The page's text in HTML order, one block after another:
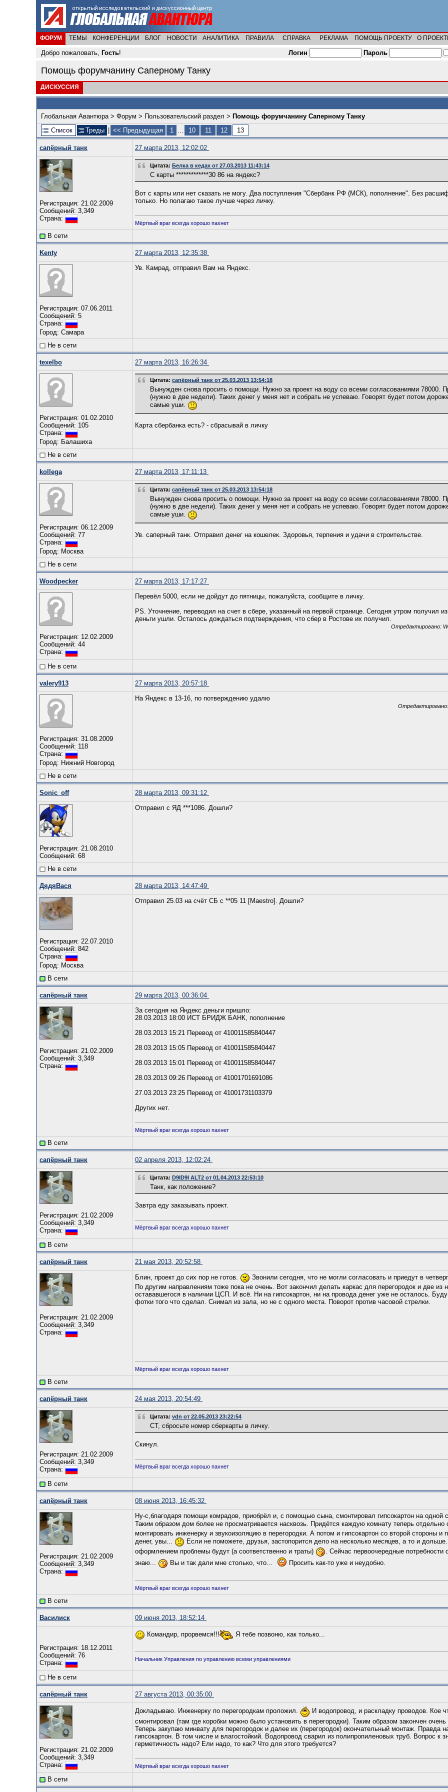
ФОРУМ ТЕМЫ КОНФЕРЕНЦИИ БЛОГ НОВОСТИ АНАЛИТИКА ПРАВИЛА СПРАВКА РЕКЛАМА ПОМОЩЬ ПРОЕКТУ О
Добро пожаловать, Гость! Логин Пароль
Помощь форумчанину Саперному Танку
ДИСКУССИЯ
Глобальная Авантюра> Форум > Пользовательский раздел > Помощь форумчанину Саперному Танку
Список
Треды << Предыдущая 1 ... 10 11 12 13
сапёрный танк 27 марта 2013, 12:02:02
Регистрация: 21.02.2009
Сообщений: 3,349
Страна:
Цитата: Белка в кедах от 27.03.2013 11:43:14
C карты *************30 86 на яндекс?
Вот с карты или нет сказать не могу. Два поступления "Сбербанк РФ (МСК), пополнение". Без
только. Но полагаю такое лучше через личку.
Мёртвый враг всегда хорошо пахнет
В сети
Kenty 27 марта 2013, 12:35:38
Регистрация: 07.06.2011
Сообщений: 5
Страна:
Город: Самара
Ув. Камрад, отправил Вам на Яндекс.
Не в сети
texelbo 27 марта 2013, 16:26:34
Регистрация: 01.02.2010
Сообщений: 105
Страна:
Город: Балашиха
Цитата: сапёрный танк от 25.03.2013 13:54:18
Вынужден снова просить о помощи. Нужно за проект на воду со всеми согласованиями 78000.
(нужно в две недели). Таких денег у меня нет и собрать не успеваю. Говорят будет потом
самые уши.
Карта сбербанка есть? - сбрасывай в личку
Не в сети
kollega 27 марта 2013, 17:11:13
Регистрация: 06.12.2009
Сообщений: 77
Страна:
Город: Москва
Цитата: сапёрный танк от 25.03.2013 13:54:18
Вынужден снова просить о помощи. Нужно за проект на воду со всеми согласованиями 78000.
(нужно в две недели). Таких денег у меня нет и собрать не успеваю. Говорят будет потом
самые уши.
Ув. саперный танк. Отправил денег на кошелек. Здоровья, терпения и удачи в строительстве.
Не в сети
Woodpecker 27 марта 2013, 17:17:27
Регистрация: 12.02.2009
Сообщений: 44
Страна:
Перевёл 5000, если не дойдут до пятницы, пожалуйста, сообщите в личку.
PS. Уточнение, переводил на счет в сбере, указанный на первой странице. Сегодня утром получил
деньги ушли. Осталось дождаться подтверждения, что сбер в Ростове их получил.
Отредактировано:
Не в сети
valery913 27 марта 2013, 20:57:18
Регистрация: 31.08.2009
Сообщений: 118
Страна:
Город: Нижний Новгород
На Яндекс в 13-16, по потверждению удалю
Не в сети
Sonic_off 28 марта 2013, 09:31:12
Регистрация: 21.08.2010
Сообщений: 68
Отправил с ЯД ***1086. Дошли?
Не в сети
ДядяВася 28 марта 2013, 14:47:49
Регистрация: 22.07.2010
Сообщений: 842
Страна:
Город: Москва
Отправил 25.03 на счёт СБ с **05 11 [Maestro]. Дошли?
В сети
сапёрный танк 29 марта 2013, 00:36:04
Регистрация: 21.02.2009
Сообщений: 3,349
Страна:
За сегодня на Яндекс деньги пришло:
28.03.2013 18:00 ИСТ БРИДЖ БАНК, пополнение
28.03.2013 15:21 Перевод от 410011585840447
28.03.2013 15:05 Перевод от 410011585840447
28.03.2013 15:01 Перевод от 410011585840447
28.03.2013 09:26 Перевод от 41001701691086
27.03.2013 23:25 Перевод от 41001731103379
Других нет.
Мёртвый враг всегда хорошо пахнет
В сети
сапёрный танк 02 апреля 2013, 12:02:24
Регистрация: 21.02.2009
Сообщений: 3,349
Страна:
Цитата: D9ID9I ALT2 от 01.04.2013 22:53:10
Танк, как положение?
Завтра еду заказывать проект.
Мёртвый враг всегда хорошо пахнет
В сети
сапёрный танк 21 мая 2013, 20:52:58
Регистрация: 21.02.2009
Сообщений: 3,349
Страна:
Блин, проект до сих пор не готов.
Звонили сегодня, что не могли согласовать и приедут в
По другим направлениям тоже пока не очень. Вот закончил делать каркас для перегородок и две из
остававшегося в наличии ЦСП. И всё. Ни на гипсокартон, ни на провода денег уже не осталось.
фотки того что сделал. Снимал из зала, но не с одного места. Поворот против часовой стрелки.
Мёртвый враг всегда хорошо пахнет
В сети
сапёрный танк 24 мая 2013, 20:54:49
Регистрация: 21.02.2009
Сообщений: 3,349
Страна:
Цитата: vdn от 22.05.2013 23:22:54
СТ, сбросьте номер сберкарты в личку.
Скинул.
Мёртвый враг всегда хорошо пахнет
В сети
сапёрный танк 08 июня 2013, 16:45:32
Регистрация: 21.02.2009
Сообщений: 3,349
Страна:
Ну-с,благодаря помощи комрадов, приобрёл и, с помощью сына, смонтировал гипсокартон на одной
Таким образом дом более не просматривается насквозь. Придётся каждую комнату теперь
монтировать инженерку и звукоизоляцию в перегородки. А потом и гипсокартон со второй стороны
денег, увы...
Если не поможете, друзья, застопорится дело на несколько месяцев, а то и
оформлением проблемы будут (а соответственно и траты)
. Сейчас первоочередные
знаю...
Вы и так дали мне столько, что... Просить как-то уже и неудобно.
Мёртвый враг всегда хорошо пахнет
В сети
Василиск 09 июня 2013, 18:52:14
Регистрация: 18.12.2011
Сообщений: 76
Страна:
Командир, прорвемся!!! Я тебе позвоню, как только...
Начальник Управления по управлению всеми управлениями
Не в сети
сапёрный танк 27 августа 2013, 00:35:00
Регистрация: 21.02.2009
Сообщений: 3,349
Страна:
Докладываю. Инженерку по перегородкам проложил.
И водопровод, и раскладку проводов. Кое
смонтировал (там где коробки можно было установить в перегородки). Таким образом закончен
Теперь закупаю минвату для перегородок и далее их (перегородок) окончательный монтаж. Правда
гипсокартон. В том числе и влагостойкий. Водопровод сварил из полипропиленовых труб. Вопрос к
герметичность надо? Ели надо, то как? Что для этого требуется?
Мёртвый враг всегда хорошо пахнет
В сети